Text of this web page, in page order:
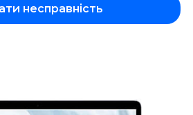
несправність